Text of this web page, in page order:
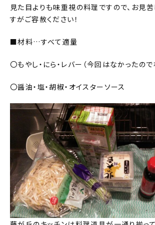
見た目よりも味重視の料理ですので、お見
すがご容赦ください！
■材料…すべて適量
〇もやし・にら・レバー（今回はなかったので
〇醤油・塩・胡椒・オイスターソース